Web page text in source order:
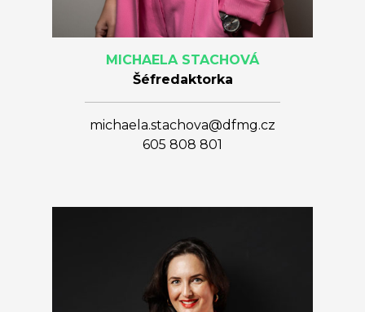
MICHAELA STACHOVÁ
Šéfredaktorka
michaela.stachova@dfmg.cz
605 808 801